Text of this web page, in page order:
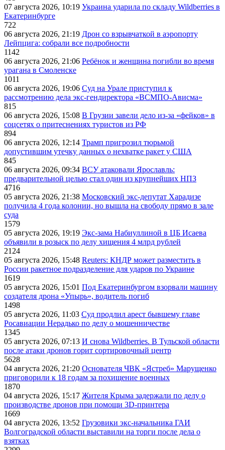
07 августа 2026, 10:19 Украина ударила по складу Wildberries в
Екатеринбурге
722
06 августа 2026, 21:19 Дрон со взрывчаткой в аэропорту
Лейпцига: собрали все подробности
1142
06 августа 2026, 21:06 Ребёнок и женщина погибли во время
урагана в Смоленске
1011
06 августа 2026, 19:06 Суд на Урале приступил к
рассмотрению дела экс-гендиректора «ВСМПО-Ависма»
815
06 августа 2026, 15:08 В Грузии завели дело из-за «фейков» в
соцсетях о притеснениях туристов из РФ
894
06 августа 2026, 12:14 Трамп пригрозил тюрьмой
допустившим утечку данных о нехватке ракет у США
845
06 августа 2026, 09:34 ВСУ атаковали Ярославль:
предварительной целью стал один из крупнейших НПЗ
4716
05 августа 2026, 21:38 Московский экс-депутат Харадизе
получила 4 года колонии, но вышла на свободу прямо в зале
суда
1579
05 августа 2026, 19:19 Экс-зама Набиуллиной в ЦБ Исаева
объявили в розыск по делу хищения 4 млрд рублей
2124
05 августа 2026, 15:48 Reuters: КНДР может разместить в
России ракетное подразделение для ударов по Украине
1619
05 августа 2026, 15:01 Под Екатеринбургом взорвали машину
создателя дрона «Упырь», водитель погиб
1498
05 августа 2026, 11:03 Суд продлил арест бывшему главе
Росавиации Нерадько по делу о мошенничестве
1345
05 августа 2026, 07:13 И снова Wildberries. В Тульской области
после атаки дронов горит сортировочный центр
5628
04 августа 2026, 21:20 Основателя ЧВК «Ястреб» Марущенко
приговорили к 18 годам за похищение военных
1870
04 августа 2026, 15:17 Жителя Крыма задержали по делу о
производстве дронов при помощи 3D‑принтера
1669
04 августа 2026, 13:52 Грузовики экс-начальника ГАИ
Волгоградской области выставили на торги после дела о
взятках